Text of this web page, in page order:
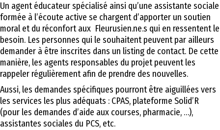
Un agent éducateur spécialisé ainsi qu’une assistante sociale
formée à l’écoute active se chargent d’apporter un soutien
moral et du réconfort aux Fleurusien.ne.s qui en ressentent le
besoin. Les personnes qui le souhaitent peuvent par ailleurs
demander à être inscrites dans un listing de contact. De cette
manière, les agents responsables du projet peuvent les
rappeler régulièrement afin de prendre des nouvelles.
Aussi, les demandes spécifiques pourront être aiguillées vers
les services les plus adéquats : CPAS, plateforme Solid’R
(pour les demandes d’aide aux courses, pharmacie, …),
assistantes sociales du PCS, etc.